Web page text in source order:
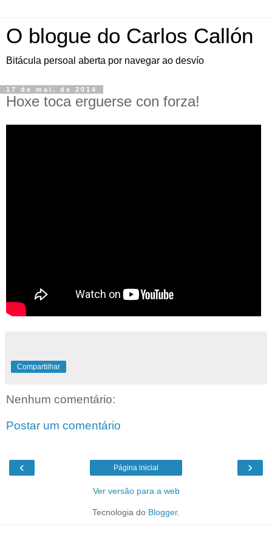
O blogue do Carlos Callón
Bitácula persoal aberta por navegar ao desvío
17 de mai. de 2014
Hoxe toca erguerse con forza!
Compartilhar
Nenhum comentário:
Postar um comentário
‹ ›
Página inicial
Ver versão para a web
Tecnologia do Blogger.